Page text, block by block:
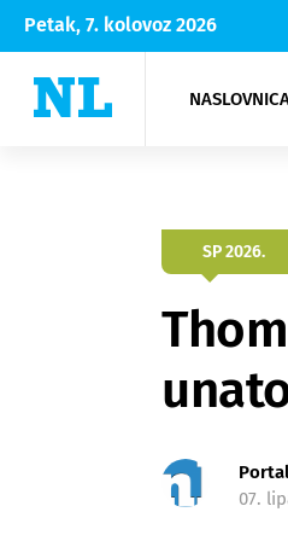
Petak, 7. kolovoz 2026
SP 2026.
07.